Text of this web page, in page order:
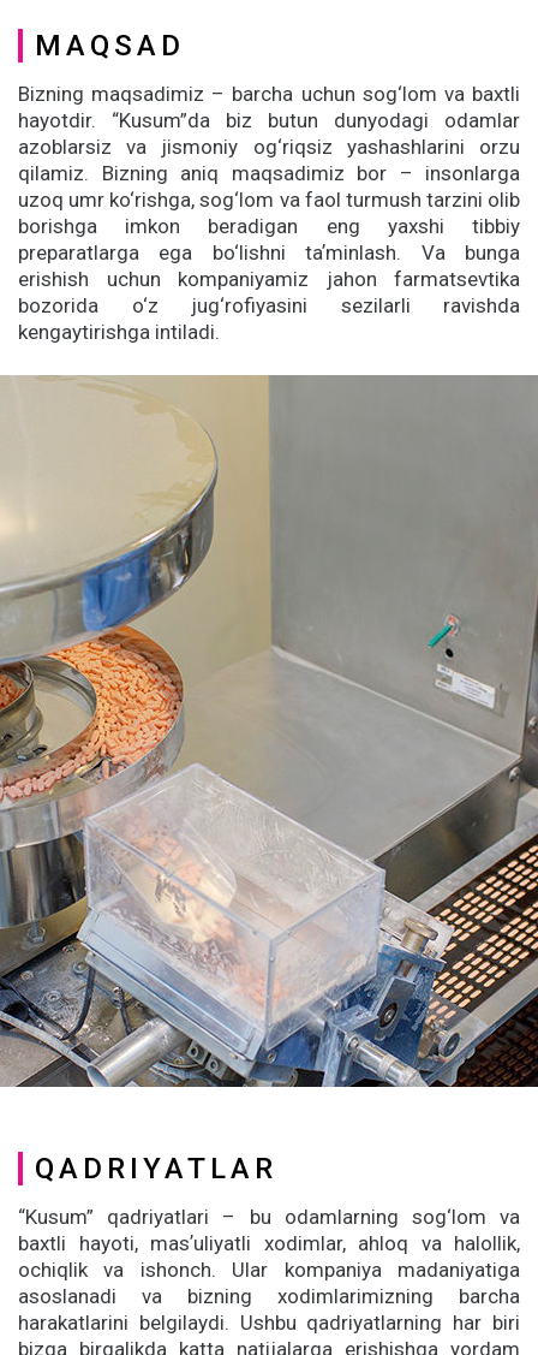
qo‘llanilmoqda.
MAQSAD
Bizning maqsadimiz – barcha uchun sog‘lom va baxtli
hayotdir. “Kusum”da biz butun dunyodagi odamlar
azoblarsiz va jismoniy og‘riqsiz yashashlarini orzu
qilamiz. Bizning aniq maqsadimiz bor – insonlarga
uzoq umr ko‘rishga, sog‘lom va faol turmush tarzini olib
borishga imkon beradigan eng yaxshi tibbiy
preparatlarga ega bo‘lishni taʼminlash. Va bunga
erishish uchun kompaniyamiz jahon farmatsevtika
bozorida o‘z jug‘rofiyasini sezilarli ravishda
kengaytirishga intiladi.
QADRIYATLAR
“Kusum” qadriyatlari – bu odamlarning sog‘lom va
baxtli hayoti, masʼuliyatli xodimlar, ahloq va halollik,
ochiqlik va ishonch. Ular kompaniya madaniyatiga
asoslanadi va bizning xodimlarimizning barcha
harakatlarini belgilaydi. Ushbu qadriyatlarning har biri
bizga birgalikda katta natijalarga erishishga yordam